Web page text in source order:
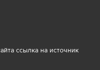
ссылка на источник